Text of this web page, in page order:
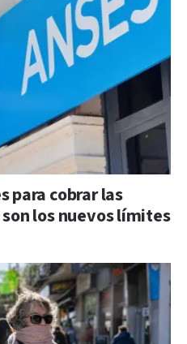
para cobrar las
los nuevos límites